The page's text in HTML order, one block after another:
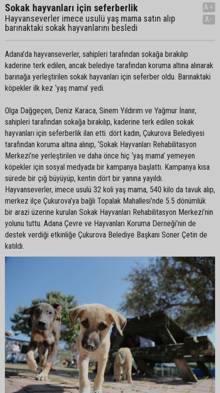
Sokak hayvanları için seferberlik
Hayvanseverler imece usulü yaş mama satın alıp
barınaktaki sokak hayvanlarını besledi
A+
A-
Adana’da hayvanseverler, sahipleri tarafından sokağa bırakılıp
kaderine terk edilen, ancak belediye tarafından koruma altına alınarak
barınağa yerleştirilen sokak hayvanları için seferber oldu. Barınaktaki
köpekler ilk kez ‘yaş mama’ yedi.
Olga Dağgeçen, Deniz Karaca, Sinem Yıldırım ve Yağmur İnanır,
sahipleri tarafından sokağa bırakılıp, kaderine terk edilen sokak
hayvanları için seferberlik ilan etti. dört kadın, Çukurova Belediyesi
tarafından koruma altına alınıp, ‘Sokak Hayvanları Rehabilitasyon
Merkezi’ne yerleştirilen ve daha önce hiç ‘yaş mama’ yemeyen
köpekler için sosyal medyada bir kampanya başlattı. Kampanya kısa
sürede bir çığ büyüyüp, kentin dört bir yanına yayıldı.
Hayvanseverler, imece usulü 32 koli yaş mama, 540 kilo da tavuk alıp,
merkez ilçe Çukurova’ya bağlı Topalak Mahallesi’nde 5.5 dönümlük
bir arazi üzerine kurulan Sokak Hayvanları Rehabilitasyon Merkezi’nin
yolunu tuttu. Adana Çevre ve Hayvanları Koruma Derneği’nin de
destek verdiği etkinliğe Çukurova Belediye Başkanı Soner Çetin de
katıldı.